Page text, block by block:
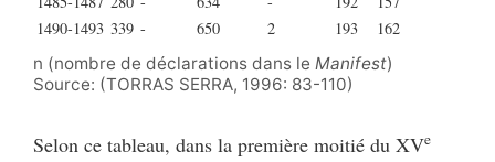
1490-1493 339 - 650 2 193
162
n (nombre de déclarations dans le Manifest)
Source: (TORRAS SERRA, 1996: 83-110)
Selon ce tableau, dans la première moitié du XVe